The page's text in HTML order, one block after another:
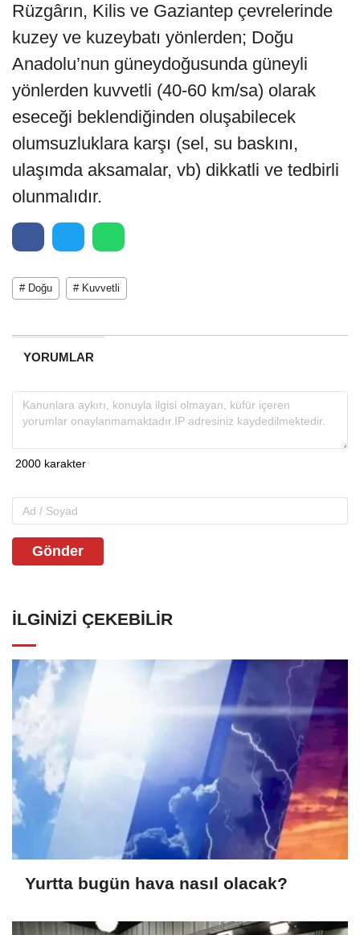
Rüzgârın, Kilis ve Gaziantep çevrelerinde
kuzey ve kuzeybatı yönlerden; Doğu
Anadolu’nun güneydoğusunda güneyli
yönlerden kuvvetli (40-60 km/sa) olarak
eseceği beklendiğinden oluşabilecek
olumsuzluklara karşı (sel, su baskını,
ulaşımda aksamalar, vb) dikkatli ve tedbirli
olunmalıdır.
# Doğu # Kuvvetli
YORUMLAR
Gönder
İLGINIZI ÇEKEBILIR
Yurtta bugün hava nasıl olacak?